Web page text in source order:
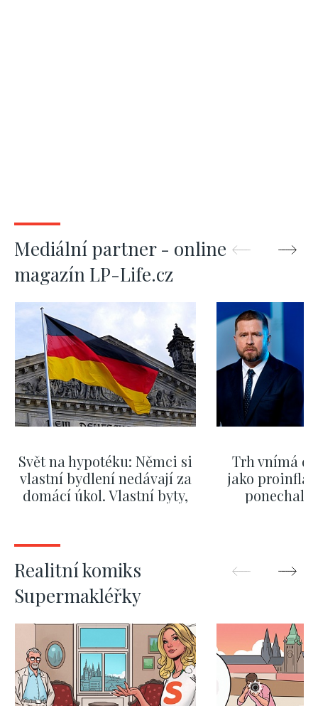
Mediální partner - online
magazín LP-Life.cz
Svět na hypotéku: Němci si
vlastní bydlení nedávají za
domácí úkol. Vlastní byty,
Trh vnímá
jako
ponechali
Realitní komiks
Supermakléřky